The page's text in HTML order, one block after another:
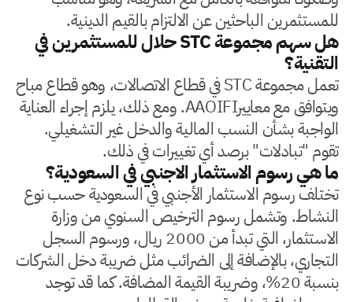
للمستثمرين الباحثين عن الالتزام بالقيم الدينية.
هل سهم مجموعة STC حلال للمستثمرين في
التقنية؟
تعمل مجموعة STC في قطاع الاتصالات، وهو قطاع مباح
ويتوافق مع معاييرAAOIFI. ومع ذلك، يلزم إجراء العناية
الواجبة بشأن النسب المالية والدخل غير التشغيلي.
تقوم "تبادلات" برصد أي تغييرات في ذلك.
ما هي رسوم الاستثمار الاجنبي في السعودية؟
تختلف رسوم الاستثمار الأجنبي في السعودية حسب نوع
النشاط. وتشمل رسوم الترخيص السنوي من وزارة
الاستثمار، التي تبدأ من 2000 ريال، ورسوم السجل
التجاري، بالإضافة إلى الضرائب مثل ضريبة دخل الشركات
بنسبة 20%، وضريبة القيمة المضافة. كما قد توجد